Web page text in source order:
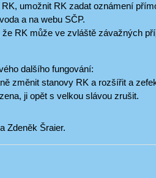
umožnit RK zadat oznámení
a na webu SČP.
RK může ve zvláště závažných
dalšího fungování:
změnit stanovy RK a rozšířit a
ji opět s velkou slávou zrušit.
Zdeněk Šraier.